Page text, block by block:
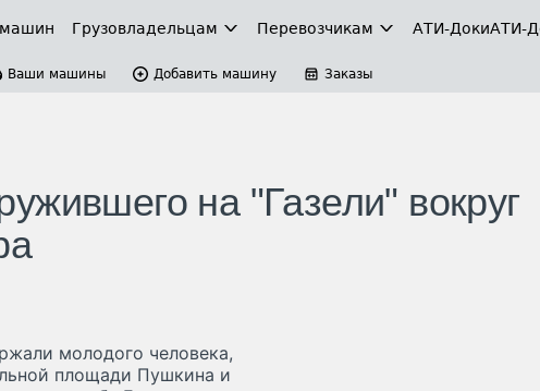
Грузовладельцам Перевозчикам АТИ-ДокиАТИ-
Ваши машины Добавить машину Заказы
на "Газели" вокруг
молодого человека,
площади Пушкина и